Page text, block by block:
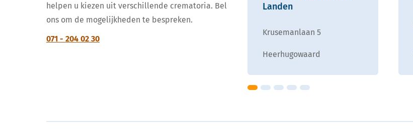
helpen u kiezen uit verschillende crematoria. Bel
ons om de mogelijkheden te bespreken.
071 - 204 02 30
Landen
Krusemanlaan 5
Heerhugowaard